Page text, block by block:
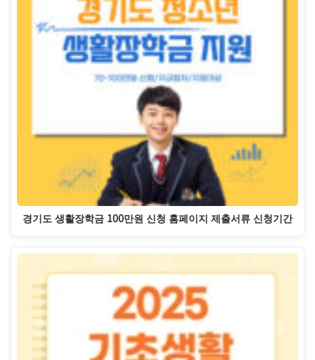
경기도 생활장학금 100만원 신청 홈페이지 제출서류 신청기간